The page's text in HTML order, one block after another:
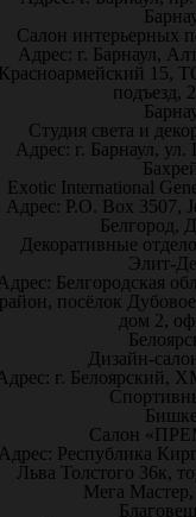
Салон интерьерных
Адрес: г. Барнаул,
15,
подъезд,
Студия света и
Адрес: г. Барнаул, ул.
Exotic International
Адрес: P.O. Box 3507,
Белгород,
Декоративные
Элит-
Белгородская
посёлок
дом 2,
Дизайн-
г. Белоярский,
Салон
Республика
Льва Толстого 36к,
Мега